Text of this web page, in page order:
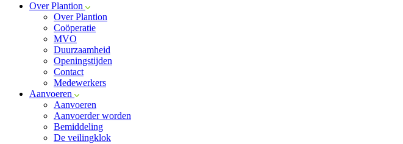
Over Plantion
Over Plantion
Coöperatie
MVO
Duurzaamheid
Openingstijden
Contact
Medewerkers
Aanvoeren
Aanvoeren
Aanvoerder worden
Bemiddeling
De veilingklok